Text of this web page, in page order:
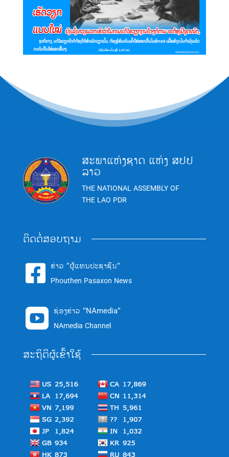
ສະພາແຫ່ງຊາດ ແຫ່ງ ສປປ
ລາວ
THE NATIONAL ASSEMBLY OF
THE LAO PDR
ຕິດຕໍ່ສອບຖາມ
 ຂ່າວ "ຜູ້ແທນປະຊາຊົນ"
Phouthen Pasaxon News
 ຊ່ອງຂ່າວ "NAmedia"
NAmedia Channel
ສະຖິຕິຜູ້ເຂົ້າໃຊ້